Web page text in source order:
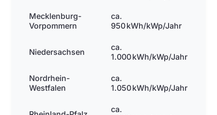
Mecklenburg-
Vorpommern
ca.
950 kWh/kWp/Jahr
Niedersachsen
ca.
1.000 kWh/kWp/Jahr
Nordrhein-
Westfalen
ca.
1.050 kWh/kWp/Jahr
ca.